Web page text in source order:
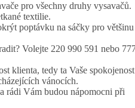
pro všechny druhy vysavačů.
textilie.
poptávku na sáčky pro většinu
Volejte 220 990 591 nebo
klienta, tedy ta Vaše spokojenost
vánocích.
rádi Vám budou nápomocni při